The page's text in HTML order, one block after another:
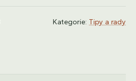
Kategorie: Tipy a rady